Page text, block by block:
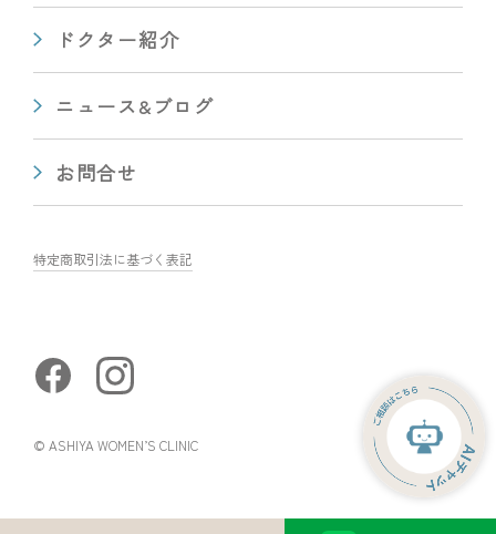
ドクター紹介
ニュース&ブログ
お問合せ
特定商取引法に基づく表記
© ASHIYA WOMEN’S CLINIC